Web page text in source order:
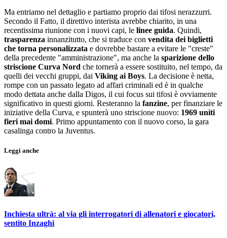
Ma entriamo nel dettaglio e partiamo proprio dai tifosi nerazzurri.
Secondo il Fatto, il direttivo interista avrebbe chiarito, in una
recentissima riunione con i nuovi capi, le linee guida. Quindi,
trasparenza innanzitutto, che si traduce con vendita dei biglietti
che torna personalizzata e dovrebbe bastare a evitare le "creste"
della precedente "amministrazione", ma anche la sparizione dello
striscione Curva Nord che tornerà a essere sostituito, nel tempo, da
quelli dei vecchi gruppi, dai Viking ai Boys. La decisione è netta,
rompe con un passato legato ad affari criminali ed è in qualche
modo dettata anche dalla Digos, il cui focus sui tifosi è ovviamente
significativo in questi giorni. Resteranno la fanzine, per finanziare le
iniziative della Curva, e spunterà uno striscione nuovo: 1969 uniti
fieri mai domi. Primo appuntamento con il nuovo corso, la gara
casalinga contro la Juventus.
Leggi anche
Inchiesta ultrà: al via gli interrogatori di allenatori e giocatori,
sentito Inzaghi